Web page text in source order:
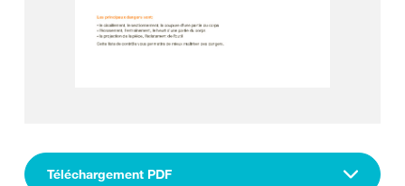
Téléchargement PDF